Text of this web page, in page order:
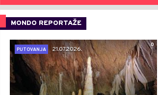
MONDO REPORTAŽE
0
PUTOVANJA
21.07.2026.